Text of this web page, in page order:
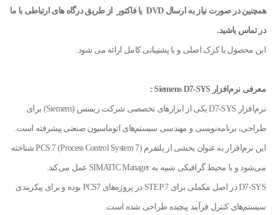
همچنین در صورت نیاز به ارسال DVD یا فاکتور از طریق درگاه های ارتباطی با ما
در تماس باشید.
ابن محصول با کرک اصلی و با پشتیبانی کامل ارائه می شود.
معرفی نرم‌افزار Siemens D7-SYS :
نرم‌افزار D7-SYS یکی از ابزارهای تخصصی شرکت زیمنس (Siemens) برای
طراحی، برنامه‌نویسی و مهندسی سیستم‌های اتوماسیون صنعتی پیشرفته است.
این نرم‌افزار به عنوان بخشی از پلتفرم PCS 7 (Process Control System 7) شناخته
می‌شود و با محیط گرافیکی شبیه به SIMATIC Manager عمل می‌کند.
D7-SYS در اصل مکملی برای STEP 7 در پروژه‌های PCS7 بوده و برای پیکربندی
سیستم‌های کنترل فرآیند پیچیده طراحی شده است.